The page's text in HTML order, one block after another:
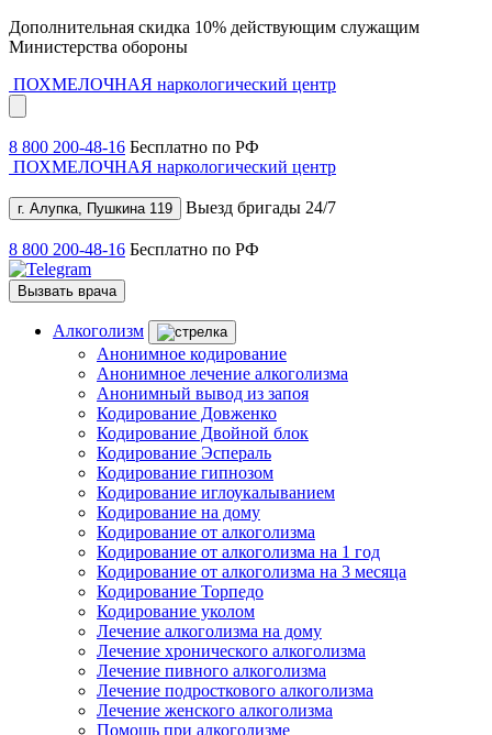
Дополнительная скидка 10% действующим служащим
Министерства обороны
ПОХМЕЛОЧНАЯ наркологический центр
8 800 200-48-16 Бесплатно по РФ
ПОХМЕЛОЧНАЯ наркологический центр
г. Алупка, Пушкина 119 Выезд бригады 24/7
8 800 200-48-16 Бесплатно по РФ
Вызвать врача
Алкоголизм
Анонимное кодирование
Анонимное лечение алкоголизма
Анонимный вывод из запоя
Кодирование Довженко
Кодирование Двойной блок
Кодирование Эспераль
Кодирование гипнозом
Кодирование иглоукалыванием
Кодирование на дому
Кодирование от алкоголизма
Кодирование от алкоголизма на 1 год
Кодирование от алкоголизма на 3 месяца
Кодирование Торпедо
Кодирование уколом
Лечение алкоголизма на дому
Лечение хронического алкоголизма
Лечение пивного алкоголизма
Лечение подросткового алкоголизма
Лечение женского алкоголизма
Помощь при алкоголизме